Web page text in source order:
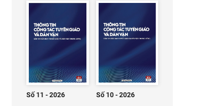
Số 11 - 2026 Số 10 - 2026